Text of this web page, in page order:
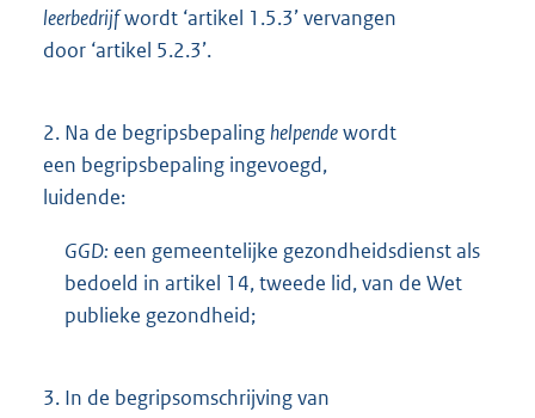
leerbedrijfwordt ‘artikel 1.5.3’ vervangen
door ‘artikel 5.2.3’.
2. Na de begripsbepaling helpendewordt
een begripsbepaling ingevoegd,
luidende:
GGD: een gemeentelijke gezondheidsdienst als
bedoeld in artikel 14, tweede lid, van de Wet
publieke gezondheid;
3. In de begripsomschrijving van